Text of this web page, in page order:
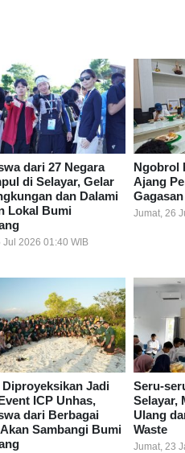
dari 27 Negara
di Selayar, Gelar
dan Dalami
Lokal Bumi
Jul 2026 01:40 WIB
Ngobrol
Ajang
Jumat, 26
Diproyeksikan Jadi
ICP Unhas,
dari Berbagai
Sambangi Bumi
Seru-
Selayar,
Ulang
Waste
Jumat, 23